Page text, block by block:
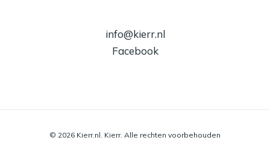
info@kierr.nl
Facebook
© 2026 Kierr.nl. Kierr. Alle rechten voorbehouden